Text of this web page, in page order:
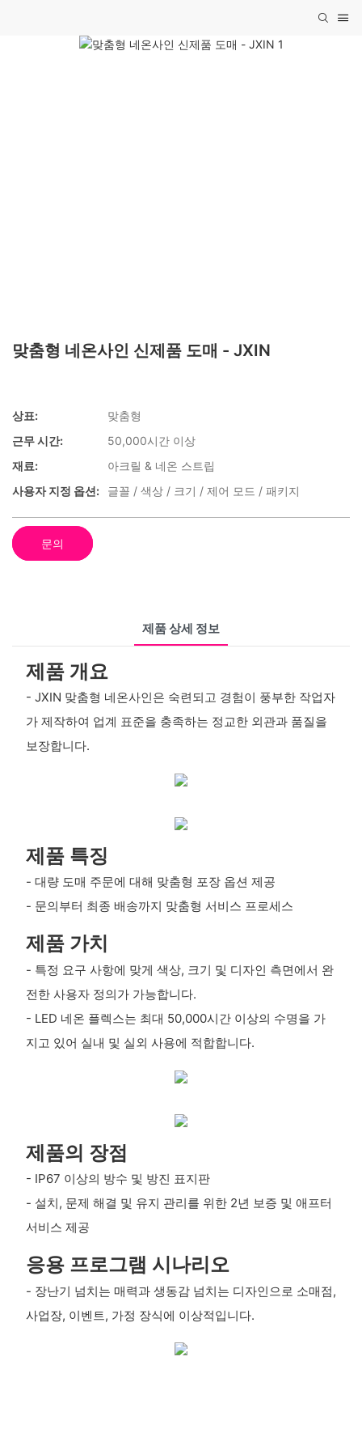
맞춤형 네온사인 신제품 도매 - JXIN
상표:
맞춤형
근무 시간:
50,000시간 이상
재료:
아크릴 & 네온 스트립
사용자 지정 옵션:
글꼴 / 색상 / 크기 / 제어 모드 / 패키지
문의
제품 상세 정보
제품 개요
- JXIN 맞춤형 네온사인은 숙련되고 경험이 풍부한 작업자
가 제작하여 업계 표준을 충족하는 정교한 외관과 품질을
보장합니다.
제품 특징
- 대량 도매 주문에 대해 맞춤형 포장 옵션 제공
- 문의부터 최종 배송까지 맞춤형 서비스 프로세스
제품 가치
- 특정 요구 사항에 맞게 색상, 크기 및 디자인 측면에서 완
전한 사용자 정의가 가능합니다.
- LED 네온 플렉스는 최대 50,000시간 이상의 수명을 가
지고 있어 실내 및 실외 사용에 적합합니다.
제품의 장점
- IP67 이상의 방수 및 방진 표지판
- 설치, 문제 해결 및 유지 관리를 위한 2년 보증 및 애프터
서비스 제공
응용 프로그램 시나리오
- 장난기 넘치는 매력과 생동감 넘치는 디자인으로 소매점,
사업장, 이벤트, 가정 장식에 이상적입니다.